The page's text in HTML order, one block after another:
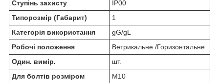
Ступінь захисту
IP00
Типорозмір (Габарит)
1
Категорія використання
gG/gL
Робочі положення
Ветрикальне /Горизонтальне
Один. вимір.
шт.
Для болтів розміром
М10